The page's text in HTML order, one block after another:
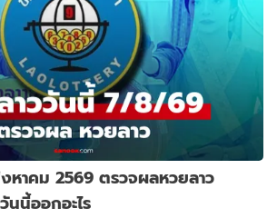
หาคม 2569 ตรวจผลหวยลาว
นี้ออกอะไร